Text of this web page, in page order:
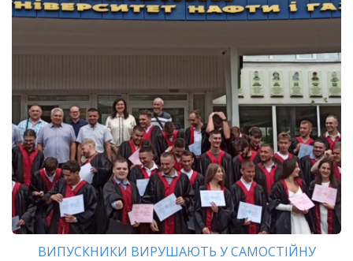
ВИПУСКНИКИ ВИРУШАЮТЬ У САМОСТІЙНУ